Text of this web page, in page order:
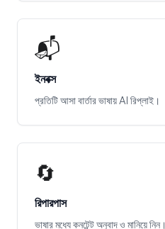
📬
ইনবক্স
প্রতিটি আসা বার্তার ভাষায় AI রিপ্লাই।
🔄
রিপারপাস
ভাষার মধ্যে কনটেন্ট অনুবাদ ও মানিয়ে নিন।